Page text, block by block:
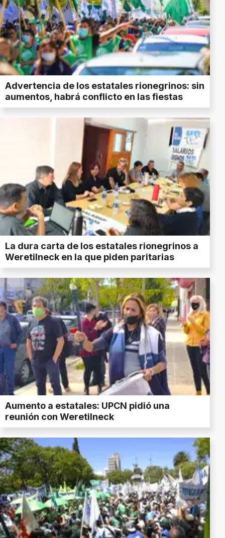
Advertencia de los estatales rionegrinos: sin
aumentos, habrá conflicto en las fiestas
La dura carta de los estatales rionegrinos a
Weretilneck en la que piden paritarias
Aumento a estatales: UPCN pidió una
reunión con Weretilneck